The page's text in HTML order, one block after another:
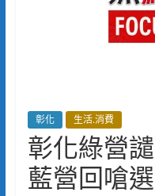
彰化 生活.消費
彰化綠營
藍營回嗆